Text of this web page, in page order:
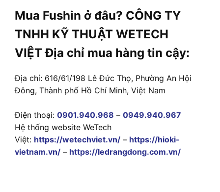
Mua Fushin ở đâu? CÔNG TY
TNHH KỸ THUẬT WETECH
VIỆT Địa chỉ mua hàng tin cậy:
Địa chỉ: 616/61/198 Lê Đức Thọ, Phường An Hội
Đông, Thành phố Hồ Chí Minh, Việt Nam
Điện thoại: 0901.940.968 – 0949.940.967
Hệ thống website WeTech
Việt: https://wetechviet.vn/ – https://hioki-
vietnam.vn/ – https://ledrangdong.com.vn/